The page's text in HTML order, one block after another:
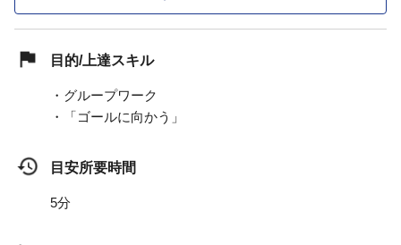
目的/上達スキル
・グループワーク
・「ゴールに向かう」
目安所要時間
5分